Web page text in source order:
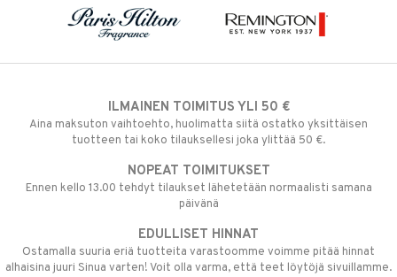
ILMAINEN TOIMITUS YLI 50 €
Aina maksuton vaihtoehto, huolimatta siitä ostatko yksittäisen
tuotteen tai koko tilauksellesi joka ylittää 50 €.
NOPEAT TOIMITUKSET
Ennen kello 13.00 tehdyt tilaukset lähetetään normaalisti samana
päivänä
EDULLISET HINNAT
Ostamalla suuria eriä tuotteita varastoomme voimme pitää hinnat
alhaisina juuri Sinua varten! Voit olla varma, että teet löytöjä sivuillamme.